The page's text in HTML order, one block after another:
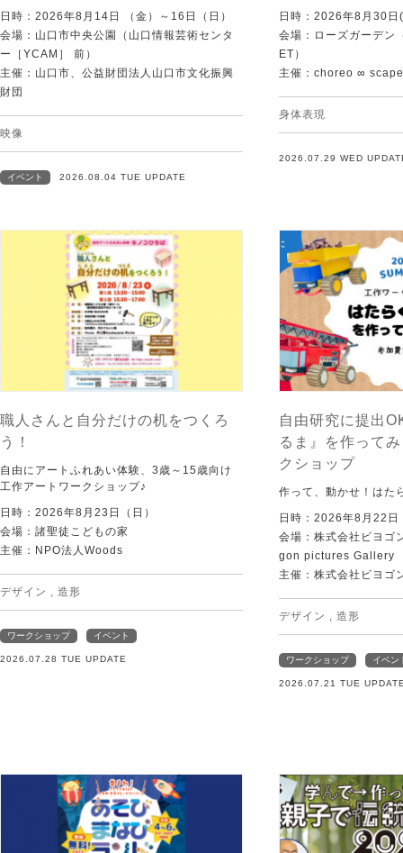
日時：2026年8月14日 （金）～16日（日）
会場：山口市中央公園（山口情報芸術センタ
ー［YCAM］ 前）
主催：山口市、公益財団法人山口市文化振興
財団
映像
イベント 2026.08.04 TUE UPDATE
日時：2026年8月30日
会場：ローズガーデン
ET）
主催：choreo ∞ scape
身体表現
2026.07.29 WED
職人さんと自分だけの机をつくろ
う！
自由にアートふれあい体験、3歳～15歳向け
工作アートワークショップ♪
日時：2026年8月23日（日）
会場：諸聖徒こどもの家
主催：NPO法人Woods
デザイン , 造形
ワークショップ イベント
2026.07.28 TUE UPDATE
自由研究に提出
るま』を作って
クショップ
作って、動かせ！はた
日時：2026年8月22日
会場：株式会社ビヨ
gon pictures Gallery
主催：株式会社ビヨゴ
デザイン , 造形
ワークショップ イベン
2026.07.21 TUE